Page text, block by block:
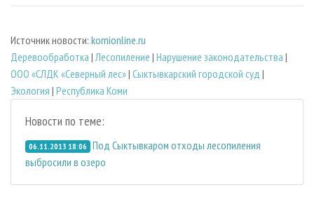
Источник новости: komionline.ru
Деревообработка |Лесопиление | Нарушение законодательства |
ООО «СЛДК «Северный лес»| Сыктывкарский городской суд |
Экология | Республика Коми
Новости по теме:
06.11.2013 18:06 Под Сыктывкаром отходы лесопиления
выбросили в озеро